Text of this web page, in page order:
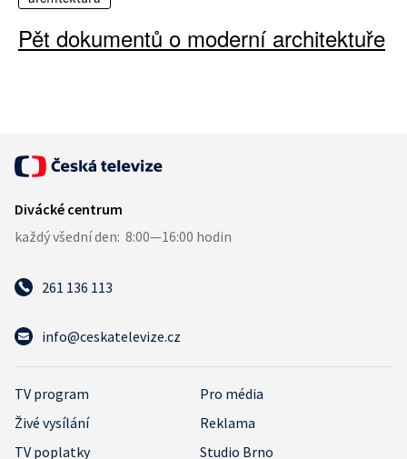
Pět dokumentů o moderní architektuře
261 136 113
info@ceskatelevize.cz
TV program
Pro média
Živé vysílání
Reklama
TV poplatky
Studio Brno